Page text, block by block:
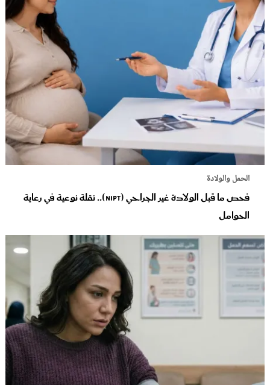
الحمل والولادة
فحص ما قبل الولادة غير الجراحي (NIPT).. نقلة نوعية في رعاية
الحوامل